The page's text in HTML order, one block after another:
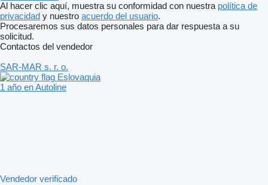
Al hacer clic aquí, muestra su conformidad con nuestra política de
privacidad y nuestro acuerdo del usuario.
Procesaremos sus datos personales para dar respuesta a su
solicitud.
Contactos del vendedor
SAR-MAR s. r. o.
Eslovaquia
1 año en Autoline
Vendedor verificado